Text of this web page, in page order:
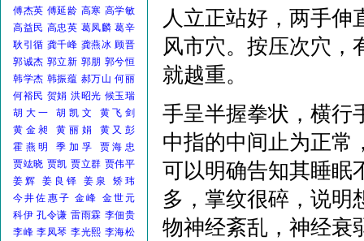
傅杰英 傅延龄 高寒 高学敏
高益民 高忠英 葛凤麟 葛辛
耿引循 龚千峰 龚燕冰 顾晋
郭诚杰 郭立新 郭朋 郭兮恒
韩学杰 韩振蕴 郝万山 何丽
何裕民 贺娟 洪昭光 候玉瑞
胡大一
胡凯文
黄飞剑
黄金昶
黄丽娟
黄又彭
霍燕明
季加孚
贾海忠
贾竑晓 贾凯 贾立群 贾伟平
姜辉
姜良铎 姜泉
矫玮
今井佐惠子 金峰 金世元
科伊 孔令谦 雷雨霖 李佃贵
李峰 李凤琴 李光熙 李海松
人立正站好，两手
风市穴。按压次穴，
就越重。
手呈半握拳状，横行
中指的中间止为正常
可以明确告知其睡眠
多，掌纹很碎，说明
物神经紊乱，神经衰